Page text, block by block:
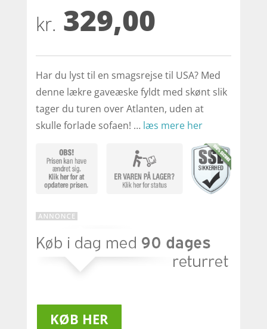
baseret
på
kundebed
kr. 329,00
Har du lyst til en smagsrejse til USA? Med
denne lækre gaveæske fyldt med skønt slik
tager du turen over Atlanten, uden at
skulle forlade sofaen! … læs mere her
KØB HER